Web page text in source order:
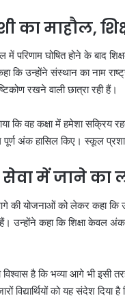
माहौल,
परिणाम घोषित होने के बाद
कि उन्होंने संस्थान का नाम
रखने वाली छात्रा रही हैं।
कि वह कक्षा में हमेशा सक्रिय
पूर्ण अंक हासिल किए। स्कूल
में जाने का
योजनाओं को लेकर कहा कि
उन्होंने कहा कि शिक्षा केवल
विश्वास है कि भव्या आगे भी
विद्यार्थियों को यह संदेश